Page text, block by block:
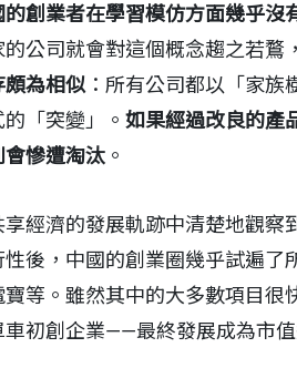
創業者在學習模仿方面幾乎沒
公司就會對這個概念趨之若鶩
頗為相似 ：所有公司都以「家
「突變」。 如果經過改良的產
慘遭淘汰 。
經濟的發展軌跡中清楚地觀
後，中國的創業圈幾乎試遍
等。雖然其中的大多數項目
車初創企業——最終發展成為市